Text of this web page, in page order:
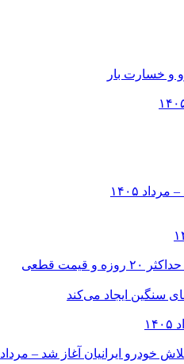
و خسارت بار
ایرانیان آغاز شد – مرداد ۱۴۰۵